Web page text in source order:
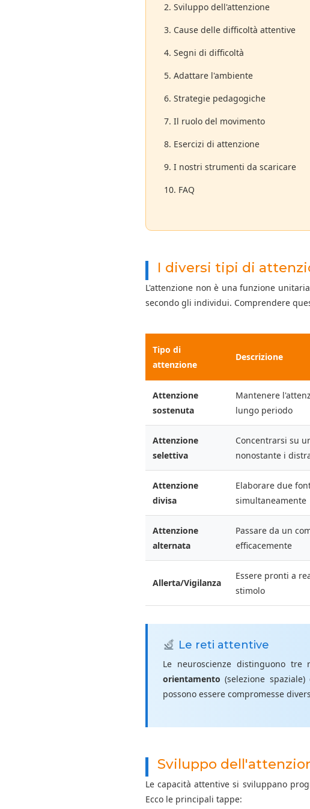
2. Sviluppo dell'attenzione
3. Cause delle difficoltà attentive
4. Segni di difficoltà
5. Adattare l'ambiente
6. Strategie pedagogiche
7. Il ruolo del movimento
8. Esercizi di attenzione
9. I nostri strumenti da scaricare
10. FAQ
I diversi tipi di
L'attenzione non è una funzione
secondo gli individui. Comprendere
Tipo di
attenzione
Descrizione
Attenzione
sostenuta
Mantenere
lungo periodo
Attenzione
selettiva
Concentrarsi su
nonostante i
Attenzione
divisa
Elaborare due
simultaneamente
Attenzione
alternata
Passare da un
efficacemente
Allerta/Vigilanza
Essere pronti a
stimolo
Le reti attentive
Le neuroscienze distinguono tre
orientamento (selezione spaziale)
possono essere compromesse
Sviluppo
Le capacità attentive si sviluppano
Ecco le principali tappe: